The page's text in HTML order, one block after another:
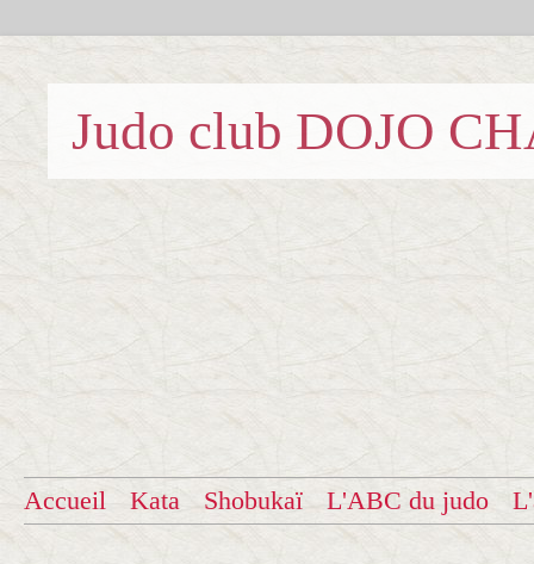
Judo club DOJO
Accueil Kata Shobukaï L'ABC du judo